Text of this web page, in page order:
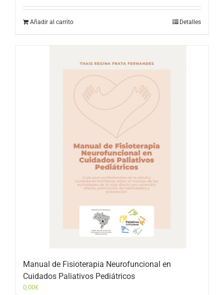
Añadir al carrito Detalles
Manual de Fisioterapia Neurofuncional en
Cuidados Paliativos Pediátricos
0,00€